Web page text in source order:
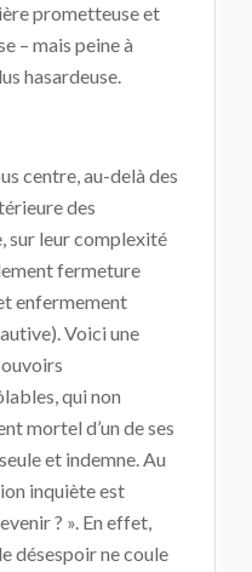
prometteuse et
– mais peine à
hasardeuse.
centre, au-delà des
des
sur leur complexité
fermeture
enfermement
Voici une
qui non
mortel d’un de ses
et indemne. Au
inquiète est
? ». En effet,
désespoir ne coule